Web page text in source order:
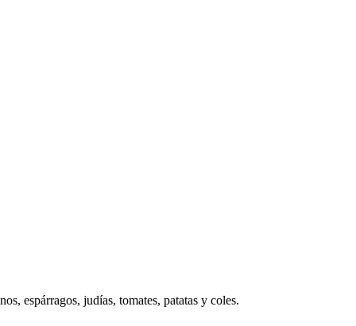
espárragos, judías, tomates, patatas y coles.